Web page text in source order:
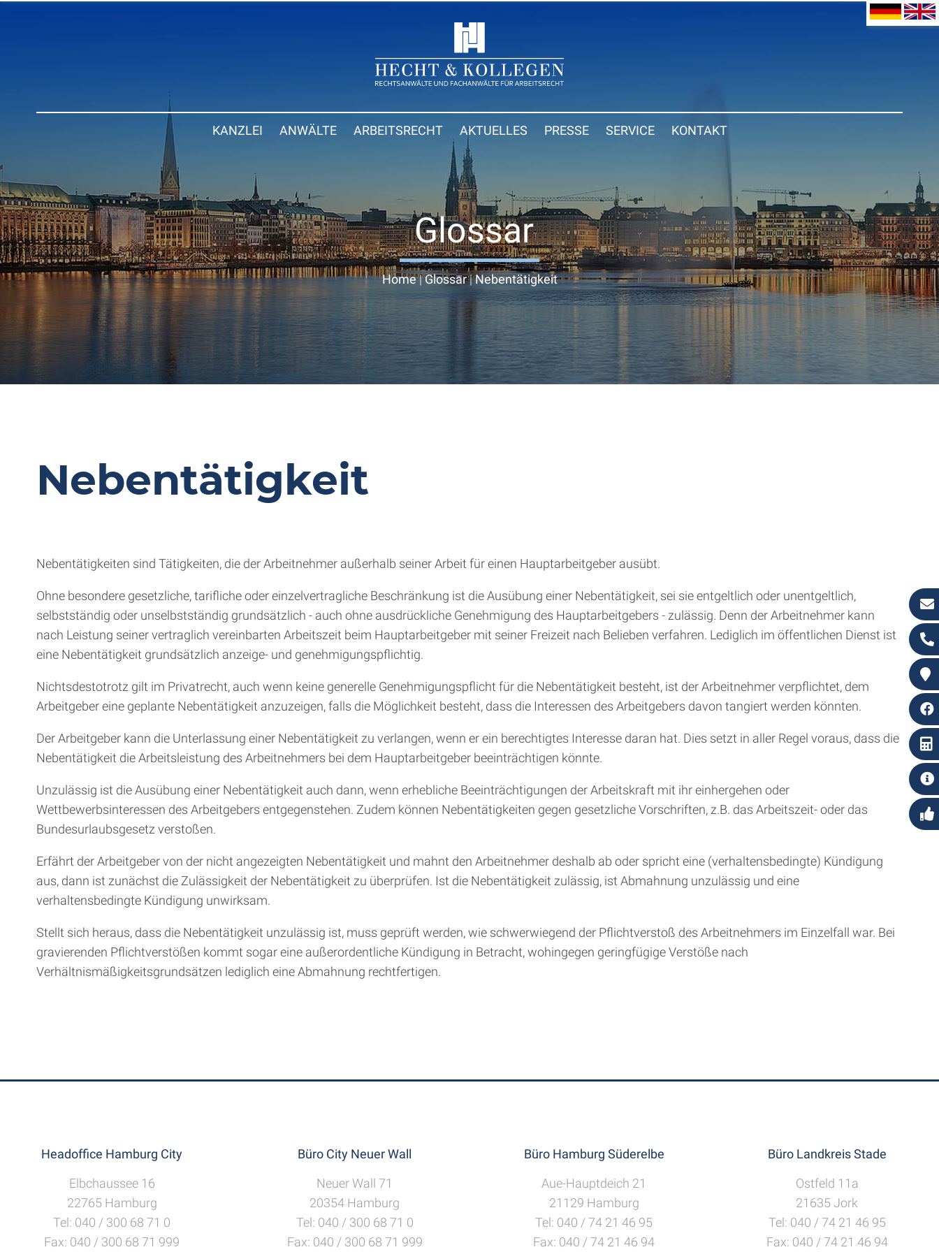
KANZLEI ANWÄLTE ARBEITSRECHT AKTUELLES PRESSE SERVICE KONTAKT
Glossar
Home|Glossar|Nebentätigkeit
Nebentätigkeit
Nebentätigkeiten sind Tätigkeiten, die der Arbeitnehmer außerhalb seiner Arbeit für einen Hauptarbeitgeber ausübt.
Ohne besondere gesetzliche, tarifliche oder einzelvertragliche Beschränkung ist die Ausübung einer Nebentätigkeit, sei sie entgeltlich oder unentgeltlich,
selbstständig oder unselbstständig grundsätzlich - auch ohne ausdrückliche Genehmigung des Hauptarbeitgebers - zulässig. Denn der Arbeitnehmer kann
nach Leistung seiner vertraglich vereinbarten Arbeitszeit beim Hauptarbeitgeber mit seiner Freizeit nach Belieben verfahren. Lediglich im öffentlichen Dienst ist
eine Nebentätigkeit grundsätzlich anzeige- und genehmigungspflichtig.
Nichtsdestotrotz gilt im Privatrecht, auch wenn keine generelle Genehmigungspflicht für die Nebentätigkeit besteht, ist der Arbeitnehmer verpflichtet, dem
Arbeitgeber eine geplante Nebentätigkeit anzuzeigen, falls die Möglichkeit besteht, dass die Interessen des Arbeitgebers davon tangiert werden könnten.
Der Arbeitgeber kann die Unterlassung einer Nebentätigkeit zu verlangen, wenn er ein berechtigtes Interesse daran hat. Dies setzt in aller Regel voraus, dass die
Nebentätigkeit die Arbeitsleistung des Arbeitnehmers bei dem Hauptarbeitgeber beeinträchtigen könnte.
Unzulässig ist die Ausübung einer Nebentätigkeit auch dann, wenn erhebliche Beeinträchtigungen der Arbeitskraft mit ihr einhergehen oder
Wettbewerbsinteressen des Arbeitgebers entgegenstehen. Zudem können Nebentätigkeiten gegen gesetzliche Vorschriften, z.B. das Arbeitszeit- oder das
Bundesurlaubsgesetz verstoßen.
Erfährt der Arbeitgeber von der nicht angezeigten Nebentätigkeit und mahnt den Arbeitnehmer deshalb ab oder spricht eine (verhaltensbedingte) Kündigung
aus, dann ist zunächst die Zulässigkeit der Nebentätigkeit zu überprüfen. Ist die Nebentätigkeit zulässig, ist Abmahnung unzulässig und eine
verhaltensbedingte Kündigung unwirksam.
Stellt sich heraus, dass die Nebentätigkeit unzulässig ist, muss geprüft werden, wie schwerwiegend der Pflichtverstoß des Arbeitnehmers im Einzelfall war. Bei
gravierenden Pflichtverstößen kommt sogar eine außerordentliche Kündigung in Betracht, wohingegen geringfügige Verstöße nach
Verhältnismäßigkeitsgrundsätzen lediglich eine Abmahnung rechtfertigen.
Headoffice Hamburg City
Elbchaussee 16
22765 Hamburg
Tel: 040 / 300 68 71 0
Fax: 040 / 300 68 71 999
Büro City Neuer Wall
Neuer Wall 71
20354 Hamburg
Tel: 040 / 300 68 71 0
Fax: 040 / 300 68 71 999
Büro Hamburg Süderelbe
Aue-Hauptdeich 21
21129 Hamburg
Tel: 040 / 74 21 46 95
Fax: 040 / 74 21 46 94
Büro Landkreis Stade
Ostfeld 11a
21635 Jork
Tel: 040 / 74 21 46 95
Fax: 040 / 74 21 46 94